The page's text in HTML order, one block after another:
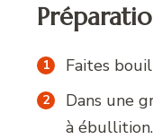
Faites
Dans une
à